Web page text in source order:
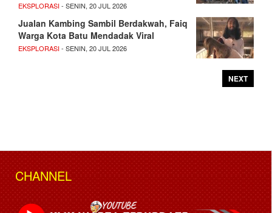
EKSPLORASI- SENIN, 20 JUL 2026
Jualan Kambing Sambil Berdakwah, Faiq
Warga Kota Batu Mendadak Viral
EKSPLORASI- SENIN, 20 JUL 2026
NEXT
CHANNEL